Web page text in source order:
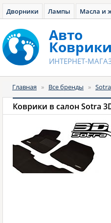
Дворники Лампы Масла и
Авто
Коврики
ИНТЕРНЕТ-
Главная » Все бренды » Sotra
Коврики в салон Sotra